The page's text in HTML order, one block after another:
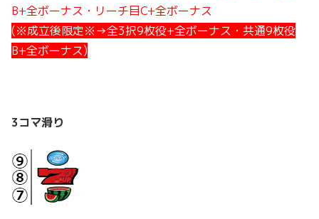
B+全ボーナス・リーチ目C+全ボーナス
(※成立後限定※→全3択9枚役+全ボーナス・共通9枚役
B+全ボーナス)
3コマ滑り